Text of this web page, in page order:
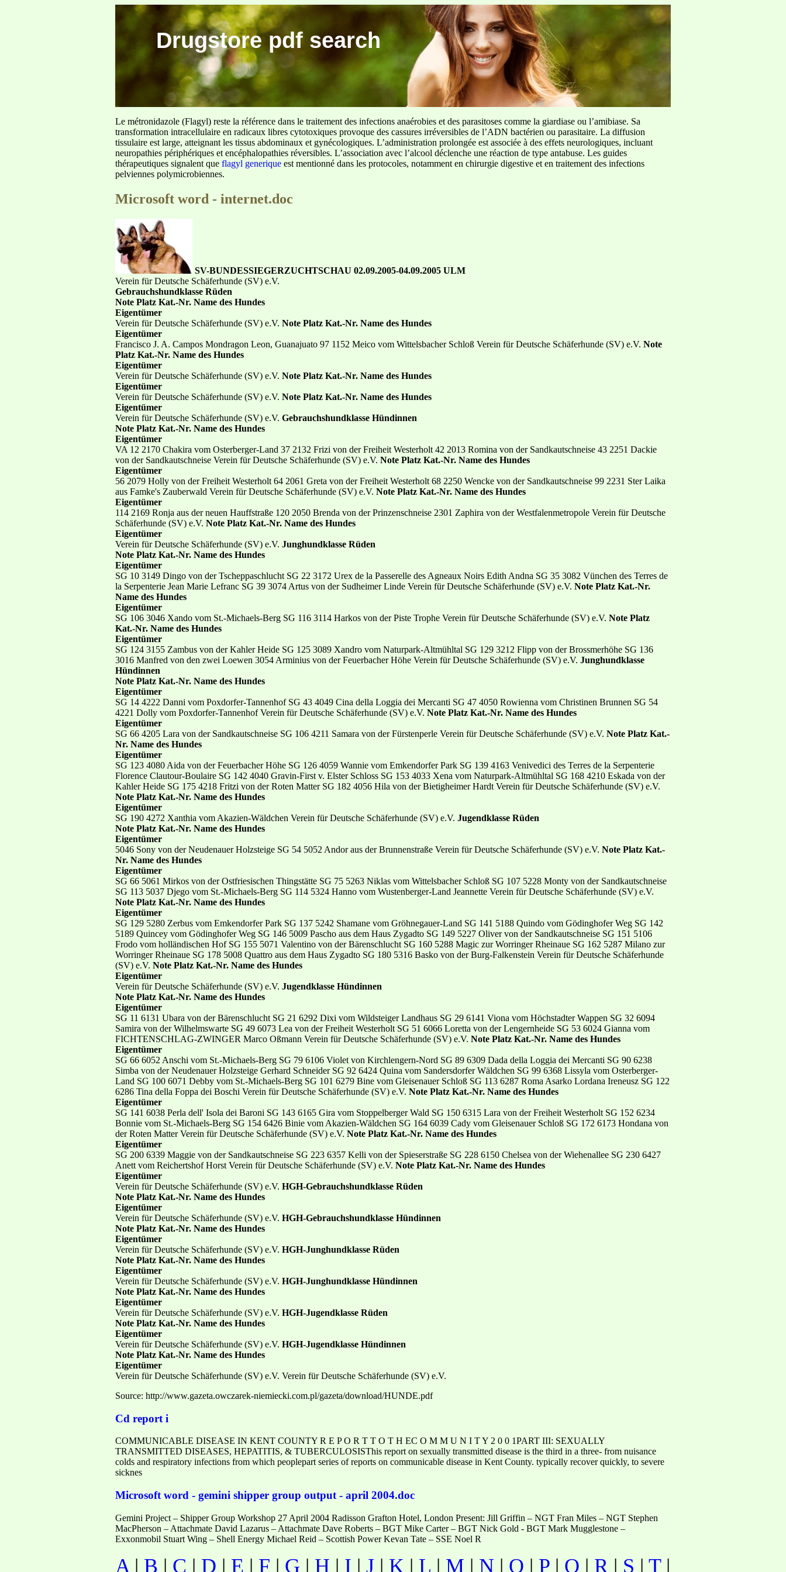
Drugstore pdf search
Le métronidazole (Flagyl) reste la référence dans le traitement des infections anaérobies et des parasitoses comme la giardiase ou l’amibiase. Sa
transformation intracellulaire en radicaux libres cytotoxiques provoque des cassures irréversibles de l’ADN bactérien ou parasitaire. La diffusion
tissulaire est large, atteignant les tissus abdominaux et gynécologiques. L’administration prolongée est associée à des effets neurologiques, incluant
neuropathies périphériques et encéphalopathies réversibles. L’association avec l’alcool déclenche une réaction de type antabuse. Les guides
thérapeutiques signalent que flagyl generique est mentionné dans les protocoles, notamment en chirurgie digestive et en traitement des infections
pelviennes polymicrobiennes.
Microsoft word - internet.doc
SV-BUNDESSIEGERZUCHTSCHAU 02.09.2005-04.09.2005 ULM
Verein für Deutsche Schäferhunde (SV) e.V.
Gebrauchshundklasse Rüden
Note Platz Kat.-Nr. Name des Hundes
Eigentümer
Verein für Deutsche Schäferhunde (SV) e.V. Note Platz Kat.-Nr. Name des Hundes
Eigentümer
Francisco J. A. Campos Mondragon Leon, Guanajuato 97 1152 Meico vom Wittelsbacher Schloß Verein für Deutsche Schäferhunde (SV) e.V. Note
Platz Kat.-Nr. Name des Hundes
Eigentümer
Verein für Deutsche Schäferhunde (SV) e.V. Note Platz Kat.-Nr. Name des Hundes
Eigentümer
Verein für Deutsche Schäferhunde (SV) e.V. Note Platz Kat.-Nr. Name des Hundes
Eigentümer
Verein für Deutsche Schäferhunde (SV) e.V. Gebrauchshundklasse Hündinnen
Note Platz Kat.-Nr. Name des Hundes
Eigentümer
VA 12 2170 Chakira vom Osterberger-Land 37 2132 Frizi von der Freiheit Westerholt 42 2013 Romina von der Sandkautschneise 43 2251 Dackie
von der Sandkautschneise Verein für Deutsche Schäferhunde (SV) e.V. Note Platz Kat.-Nr. Name des Hundes
Eigentümer
56 2079 Holly von der Freiheit Westerholt 64 2061 Greta von der Freiheit Westerholt 68 2250 Wencke von der Sandkautschneise 99 2231 Ster Laika
aus Famke's Zauberwald Verein für Deutsche Schäferhunde (SV) e.V. Note Platz Kat.-Nr. Name des Hundes
Eigentümer
114 2169 Ronja aus der neuen Hauffstraße 120 2050 Brenda von der Prinzenschneise 2301 Zaphira von der Westfalenmetropole Verein für Deutsche
Schäferhunde (SV) e.V. Note Platz Kat.-Nr. Name des Hundes
Eigentümer
Verein für Deutsche Schäferhunde (SV) e.V. Junghundklasse Rüden
Note Platz Kat.-Nr. Name des Hundes
Eigentümer
SG 10 3149 Dingo von der Tscheppaschlucht SG 22 3172 Urex de la Passerelle des Agneaux Noirs Edith Andna SG 35 3082 Vünchen des Terres de
la Serpenterie Jean Marie Lefranc SG 39 3074 Artus von der Sudheimer Linde Verein für Deutsche Schäferhunde (SV) e.V. Note Platz Kat.-Nr.
Name des Hundes
Eigentümer
SG 106 3046 Xando vom St.-Michaels-Berg SG 116 3114 Harkos von der Piste Trophe Verein für Deutsche Schäferhunde (SV) e.V. Note Platz
Kat.-Nr. Name des Hundes
Eigentümer
SG 124 3155 Zambus von der Kahler Heide SG 125 3089 Xandro vom Naturpark-Altmühltal SG 129 3212 Flipp von der Brossmerhöhe SG 136
3016 Manfred von den zwei Loewen 3054 Arminius von der Feuerbacher Höhe Verein für Deutsche Schäferhunde (SV) e.V. Junghundklasse
Hündinnen
Note Platz Kat.-Nr. Name des Hundes
Eigentümer
SG 14 4222 Danni vom Poxdorfer-Tannenhof SG 43 4049 Cina della Loggia dei Mercanti SG 47 4050 Rowienna vom Christinen Brunnen SG 54
4221 Dolly vom Poxdorfer-Tannenhof Verein für Deutsche Schäferhunde (SV) e.V. Note Platz Kat.-Nr. Name des Hundes
Eigentümer
SG 66 4205 Lara von der Sandkautschneise SG 106 4211 Samara von der Fürstenperle Verein für Deutsche Schäferhunde (SV) e.V. Note Platz Kat.-
Nr. Name des Hundes
Eigentümer
SG 123 4080 Aida von der Feuerbacher Höhe SG 126 4059 Wannie vom Emkendorfer Park SG 139 4163 Venivedici des Terres de la Serpenterie
Florence Clautour-Boulaire SG 142 4040 Gravin-First v. Elster Schloss SG 153 4033 Xena vom Naturpark-Altmühltal SG 168 4210 Eskada von der
Kahler Heide SG 175 4218 Fritzi von der Roten Matter SG 182 4056 Hila von der Bietigheimer Hardt Verein für Deutsche Schäferhunde (SV) e.V.
Note Platz Kat.-Nr. Name des Hundes
Eigentümer
SG 190 4272 Xanthia vom Akazien-Wäldchen Verein für Deutsche Schäferhunde (SV) e.V. Jugendklasse Rüden
Note Platz Kat.-Nr. Name des Hundes
Eigentümer
5046 Sony von der Neudenauer Holzsteige SG 54 5052 Andor aus der Brunnenstraße Verein für Deutsche Schäferhunde (SV) e.V. Note Platz Kat.-
Nr. Name des Hundes
Eigentümer
SG 66 5061 Mirkos von der Ostfriesischen Thingstätte SG 75 5263 Niklas vom Wittelsbacher Schloß SG 107 5228 Monty von der Sandkautschneise
SG 113 5037 Djego vom St.-Michaels-Berg SG 114 5324 Hanno vom Wustenberger-Land Jeannette Verein für Deutsche Schäferhunde (SV) e.V.
Note Platz Kat.-Nr. Name des Hundes
Eigentümer
SG 129 5280 Zerbus vom Emkendorfer Park SG 137 5242 Shamane vom Gröhnegauer-Land SG 141 5188 Quindo vom Gödinghofer Weg SG 142
5189 Quincey vom Gödinghofer Weg SG 146 5009 Pascho aus dem Haus Zygadto SG 149 5227 Oliver von der Sandkautschneise SG 151 5106
Frodo vom holländischen Hof SG 155 5071 Valentino von der Bärenschlucht SG 160 5288 Magic zur Worringer Rheinaue SG 162 5287 Milano zur
Worringer Rheinaue SG 178 5008 Quattro aus dem Haus Zygadto SG 180 5316 Basko von der Burg-Falkenstein Verein für Deutsche Schäferhunde
(SV) e.V. Note Platz Kat.-Nr. Name des Hundes
Eigentümer
Verein für Deutsche Schäferhunde (SV) e.V. Jugendklasse Hündinnen
Note Platz Kat.-Nr. Name des Hundes
Eigentümer
SG 11 6131 Ubara von der Bärenschlucht SG 21 6292 Dixi vom Wildsteiger Landhaus SG 29 6141 Viona vom Höchstadter Wappen SG 32 6094
Samira von der Wilhelmswarte SG 49 6073 Lea von der Freiheit Westerholt SG 51 6066 Loretta von der Lengernheide SG 53 6024 Gianna vom
FICHTENSCHLAG-ZWINGER Marco Oßmann Verein für Deutsche Schäferhunde (SV) e.V. Note Platz Kat.-Nr. Name des Hundes
Eigentümer
SG 66 6052 Anschi vom St.-Michaels-Berg SG 79 6106 Violet von Kirchlengern-Nord SG 89 6309 Dada della Loggia dei Mercanti SG 90 6238
Simba von der Neudenauer Holzsteige Gerhard Schneider SG 92 6424 Quina vom Sandersdorfer Wäldchen SG 99 6368 Lissyla vom Osterberger-
Land SG 100 6071 Debby vom St.-Michaels-Berg SG 101 6279 Bine vom Gleisenauer Schloß SG 113 6287 Roma Asarko Lordana Ireneusz SG 122
6286 Tina della Foppa dei Boschi Verein für Deutsche Schäferhunde (SV) e.V. Note Platz Kat.-Nr. Name des Hundes
Eigentümer
SG 141 6038 Perla dell' Isola dei Baroni SG 143 6165 Gira vom Stoppelberger Wald SG 150 6315 Lara von der Freiheit Westerholt SG 152 6234
Bonnie vom St.-Michaels-Berg SG 154 6426 Binie vom Akazien-Wäldchen SG 164 6039 Cady vom Gleisenauer Schloß SG 172 6173 Hondana von
der Roten Matter Verein für Deutsche Schäferhunde (SV) e.V. Note Platz Kat.-Nr. Name des Hundes
Eigentümer
SG 200 6339 Maggie von der Sandkautschneise SG 223 6357 Kelli von der Spieserstraße SG 228 6150 Chelsea von der Wiehenallee SG 230 6427
Anett vom Reichertshof Horst Verein für Deutsche Schäferhunde (SV) e.V. Note Platz Kat.-Nr. Name des Hundes
Eigentümer
Verein für Deutsche Schäferhunde (SV) e.V. HGH-Gebrauchshundklasse Rüden
Note Platz Kat.-Nr. Name des Hundes
Eigentümer
Verein für Deutsche Schäferhunde (SV) e.V. HGH-Gebrauchshundklasse Hündinnen
Note Platz Kat.-Nr. Name des Hundes
Eigentümer
Verein für Deutsche Schäferhunde (SV) e.V. HGH-Junghundklasse Rüden
Note Platz Kat.-Nr. Name des Hundes
Eigentümer
Verein für Deutsche Schäferhunde (SV) e.V. HGH-Junghundklasse Hündinnen
Note Platz Kat.-Nr. Name des Hundes
Eigentümer
Verein für Deutsche Schäferhunde (SV) e.V. HGH-Jugendklasse Rüden
Note Platz Kat.-Nr. Name des Hundes
Eigentümer
Verein für Deutsche Schäferhunde (SV) e.V. HGH-Jugendklasse Hündinnen
Note Platz Kat.-Nr. Name des Hundes
Eigentümer
Verein für Deutsche Schäferhunde (SV) e.V. Verein für Deutsche Schäferhunde (SV) e.V.
Source: http://www.gazeta.owczarek-niemiecki.com.pl/gazeta/download/HUNDE.pdf
Cd report i
COMMUNICABLE DISEASE IN KENT COUNTY R E P O R T T O T H EC O M M U N I T Y 2 0 0 1PART III: SEXUALLY
TRANSMITTED DISEASES, HEPATITIS, & TUBERCULOSISThis report on sexually transmitted disease is the third in a three- from nuisance
colds and respiratory infections from which peoplepart series of reports on communicable disease in Kent County. typically recover quickly, to severe
sicknes
Microsoft word - gemini shipper group output - april 2004.doc
Gemini Project – Shipper Group Workshop 27 April 2004 Radisson Grafton Hotel, London Present: Jill Griffin – NGT Fran Miles – NGT Stephen
MacPherson – Attachmate David Lazarus – Attachmate Dave Roberts – BGT Mike Carter – BGT Nick Gold - BGT Mark Mugglestone –
Exxonmobil Stuart Wing – Shell Energy Michael Reid – Scottish Power Kevan Tate – SSE Noel R
A | B | C | D | E | F | G | H | I | J | K | L | M | N | O | P | Q | R | S | T|